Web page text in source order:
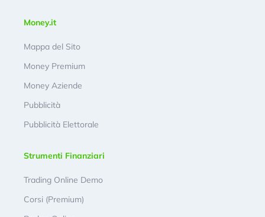
Money.it
Mappa del Sito
Money Premium
Money Aziende
Pubblicità
Pubblicità Elettorale
Strumenti Finanziari
Trading Online Demo
Corsi (Premium)